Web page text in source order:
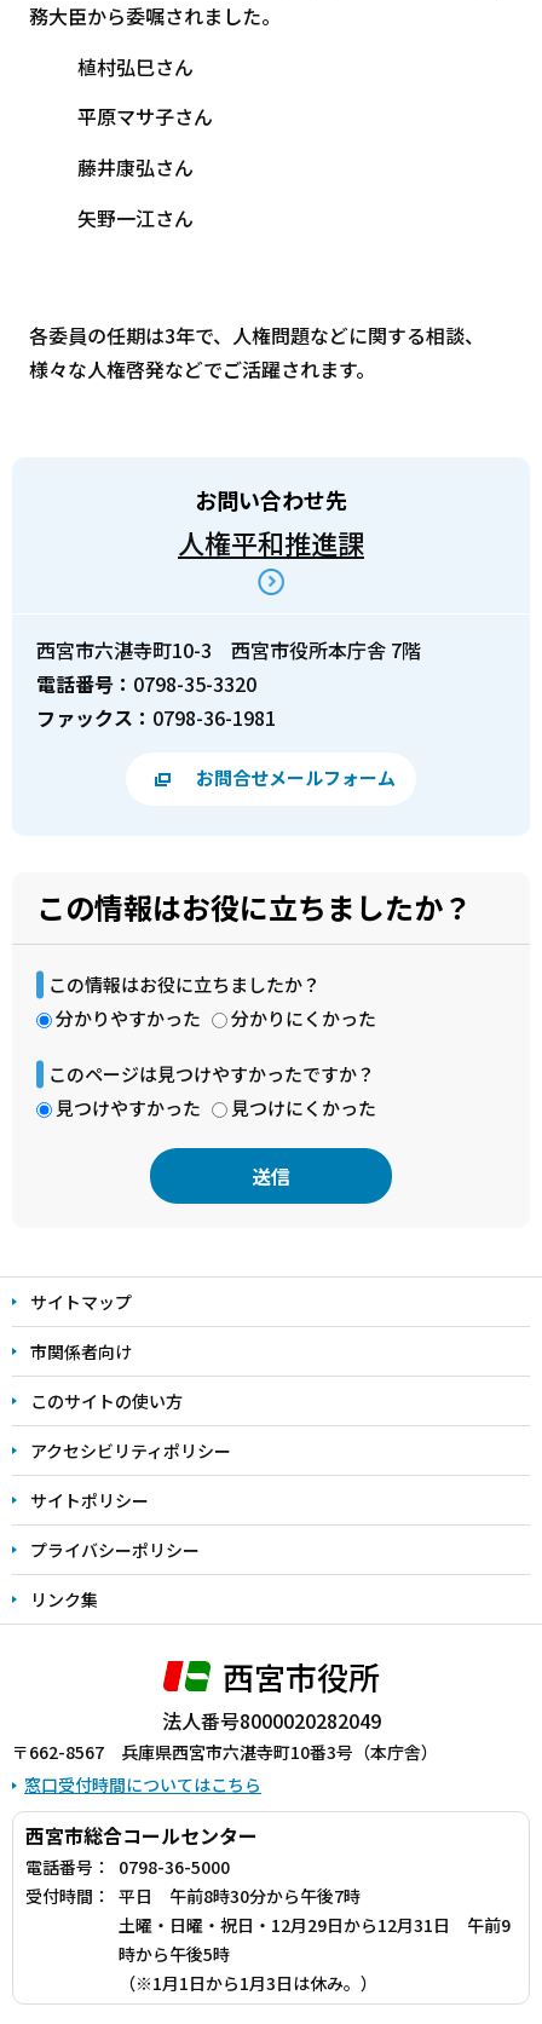
務大臣から委嘱されました。
植村弘巳さん
平原マサ子さん
藤井康弘さん
矢野一江さん
各委員の任期は3年で、人権問題などに関する相談、
様々な人権啓発などでご活躍されます。
お問い合わせ先
人権平和推進課
西宮市六湛寺町10-3 西宮市役所本庁舎 7階
電話番号： 0798-35-3320
ファックス： 0798-36-1981
お問合せメールフォーム
この情報はお役に立ちましたか？
この情報はお役に立ちましたか？
分かりやすかった
分かりにくかった
このページは見つけやすかったですか？
見つけやすかった
見つけにくかった
文
こ
こ
ま
で
サイトマップ
市関係者向け
このサイトの使い方
アクセシビリティポリシー
サイトポリシー
プライバシーポリシー
リンク集
西宮市役所
法人番号8000020282049
〒662-8567 兵庫県西宮市六湛寺町10番3号（本庁舎）
窓口受付時間についてはこちら
西宮市総合コールセンター
電話番号：
0798-36-5000
受付時間：
平日 午前8時30分から午後7時
土曜・日曜・祝日・12月29日から12月31日 午前9
時から午後5時
（※1月1日から1月3日は休み。）